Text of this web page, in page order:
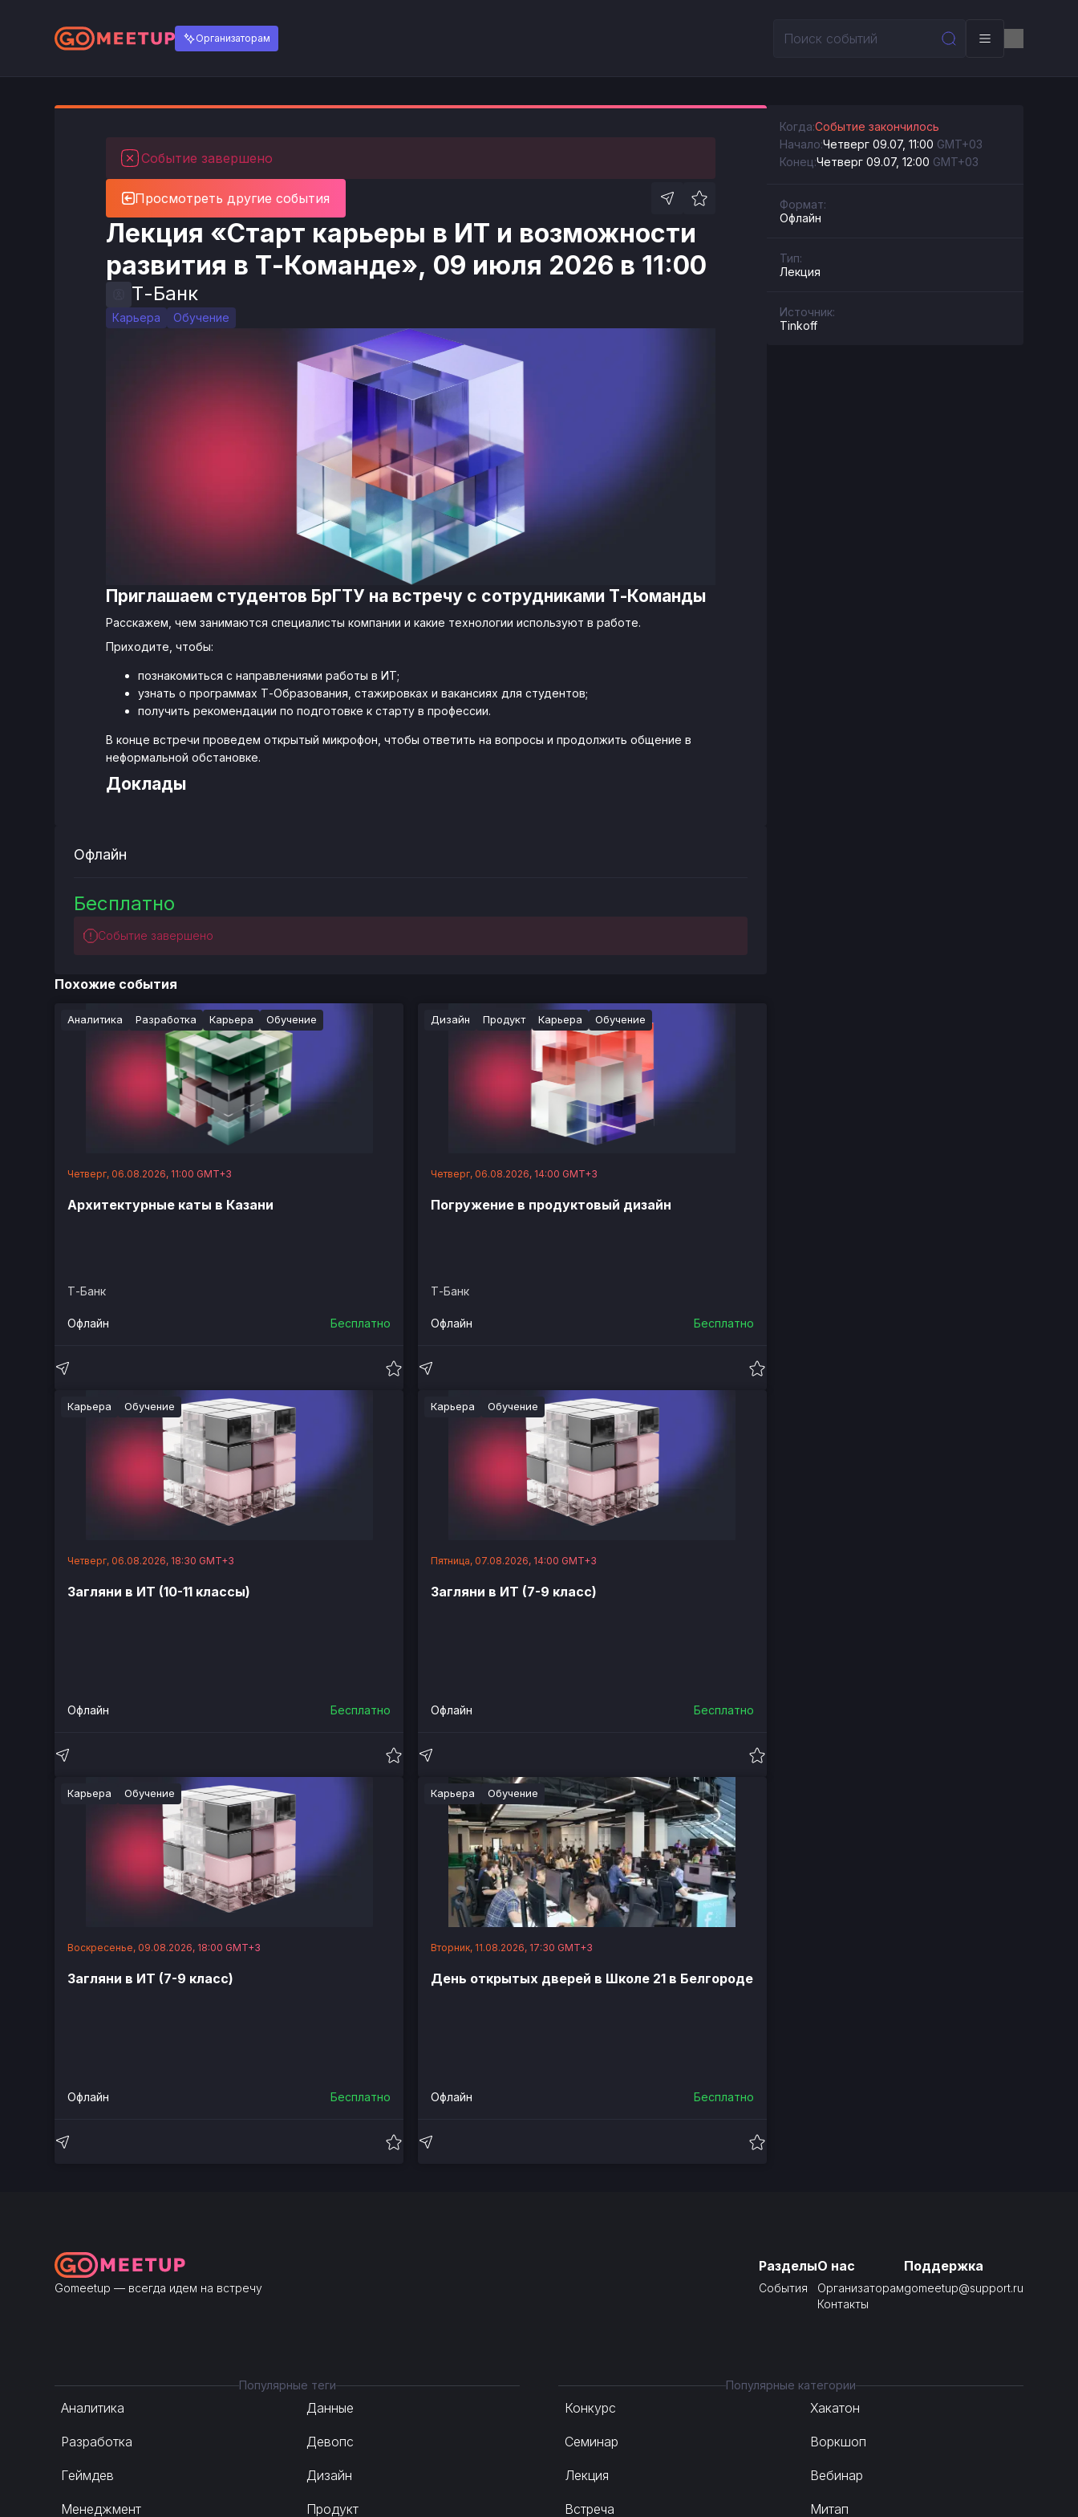
Организаторам
Событие завершено
Просмотреть другие события
Лекция «Старт карьеры в ИТ и возможности
развития в Т-Команде», 09 июля 2026 в 11:00
Т-Банк
Карьера Обучение
Приглашаем студентов БрГТУ на встречу с сотрудниками Т-Команды
Расскажем, чем занимаются специалисты компании и какие технологии используют в работе.
Приходите, чтобы:
познакомиться с направлениями работы в ИТ;
узнать о программах Т-Образования, стажировках и вакансиях для студентов;
получить рекомендации по подготовке к старту в профессии.
В конце встречи проведем открытый микрофон, чтобы ответить на вопросы и продолжить общение в
неформальной обстановке.
Доклады
Офлайн
Бесплатно
Событие завершено
Похожие события
Аналитика Разработка Карьера Обучение
Четверг, 06.08.2026, 11:00 GMT+3
Архитектурные каты в Казани
Т-Банк
Офлайн Бесплатно
Дизайн Продукт Карьера Обучение
Четверг, 06.08.2026, 14:00 GMT+3
Погружение в продуктовый дизайн
Т-Банк
Офлайн Бесплатно
Карьера Обучение
Четверг, 06.08.2026, 18:30 GMT+3
Загляни в ИТ (10-11 классы)
Офлайн Бесплатно
Карьера Обучение
Пятница, 07.08.2026, 14:00 GMT+3
Загляни в ИТ (7-9 класс)
Офлайн Бесплатно
Карьера Обучение
Воскресенье, 09.08.2026, 18:00 GMT+3
Загляни в ИТ (7-9 класс)
Офлайн Бесплатно
Карьера Обучение
Вторник, 11.08.2026, 17:30 GMT+3
День открытых дверей в Школе 21 в Белгороде
Офлайн Бесплатно
Когда:Событие закончилось
Начало:Четверг 09.07, 11:00 GMT+03
Конец:Четверг 09.07, 12:00 GMT+03
Формат:
Офлайн
Тип:
Лекция
Источник:
Tinkoff
Gomeetup — всегда идем на встречу
Разделы
События
О нас
Организаторам
Контакты
Поддержка
gomeetup@support.ru
Популярные теги
Аналитика Данные
Разработка Девопс
Геймдев Дизайн
Менеджмент Продукт
Популярные категории
Конкурс Хакатон
Семинар Воркшоп
Лекция Вебинар
Встреча Митап